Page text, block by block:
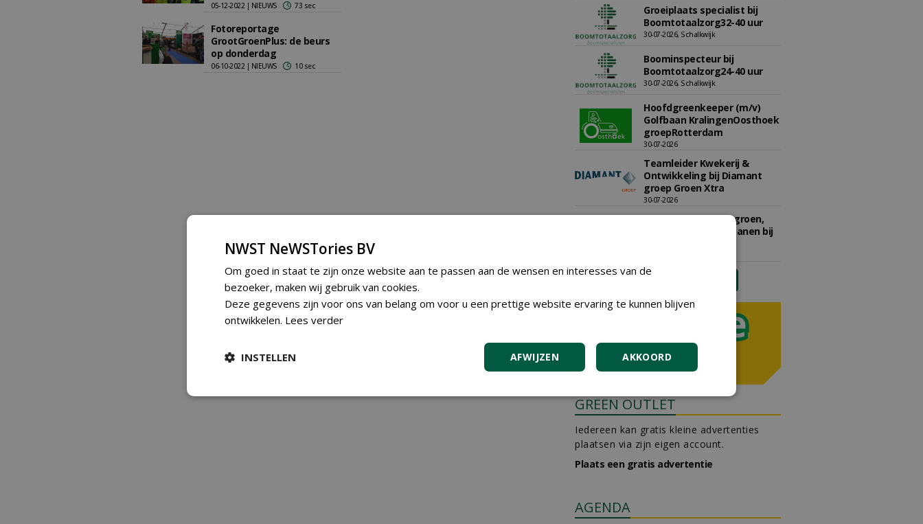
05-12-2022 | NIEUWS 73 sec
Fotoreportage
GrootGroenPlus: de beurs
op donderdag
06-10-2022 | NIEUWS 10 sec
Groeiplaats specialist bij
Boomtotaalzorg32-40 uur
30-07-2026, Schalkwijk
Boominspecteur bij
Boomtotaalzorg24-40 uur
30-07-2026, Schalkwijk
Hoofdgreenkeeper (m/v)
Golfbaan KralingenOosthoek
groepRotterdam
30-07-2026
Teamleider Kwekerij &
Ontwikkeling bij Diamant
groep Groen Xtra
30-07-2026
Adviseur openbaar groen,
sportvelden & golfbanen bij
GREEN OUTLET
Iedereen kan gratis kleine advertenties
plaatsen via zijn eigen account.
Plaats een gratis advertentie
AGENDA
NWST NeWSTories BV
Om goed in staat te zijn onze website aan te passen aan de wensen en interesses van de
bezoeker, maken wij gebruik van cookies.
Deze gegevens zijn voor ons van belang om voor u een prettige website ervaring te kunnen blijven
ontwikkelen. Lees verder
AKKOORD
AFWIJZEN
INSTELLEN